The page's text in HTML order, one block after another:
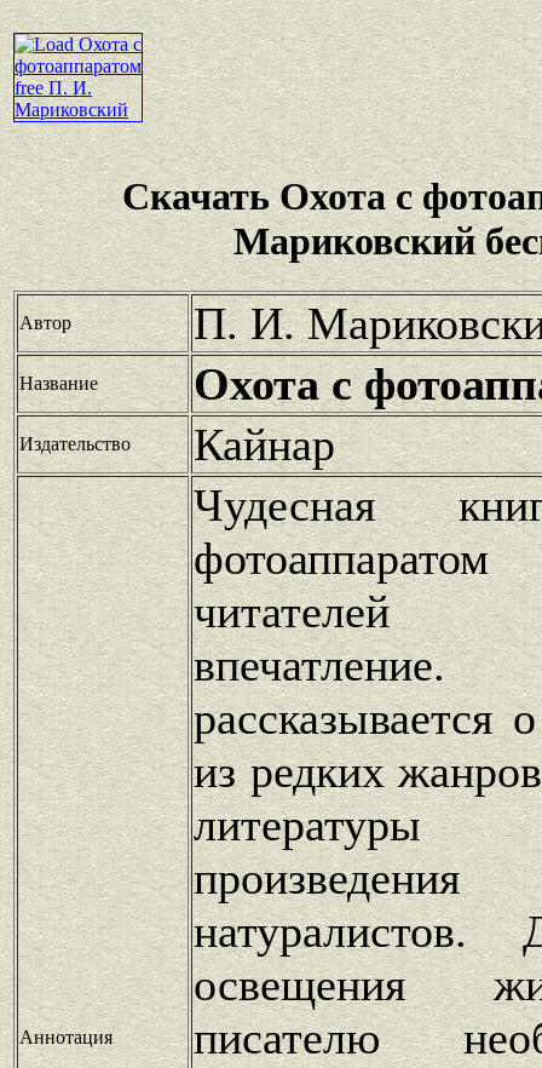
Скачать Охота с
Мариковский
Автор П. И.
Название Охота с
Издательство Кайнар
Аннотация
Чудесная
читателей
из редких
натуралистов.
освещения
писателю